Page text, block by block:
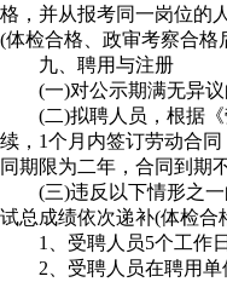
格，并从报考同一岗位的
(体检合格、政审考察合格
九、聘用与注册
(一)对公示期满无异议
(二)拟聘人员，根据《
续，1个月内签订劳动合
同期限为二年，合同到期
(三)违反以下情形之一
试总成绩依次递补(体检合
1、受聘人员5个工作日
2、受聘人员在聘用单